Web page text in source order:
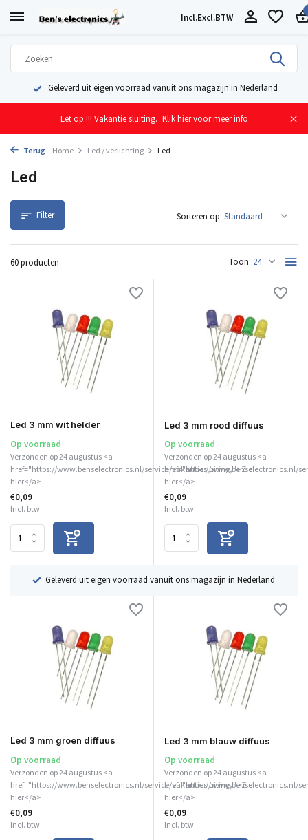
Incl.Excl.BTW
Geleverd uit eigen voorraad vanuit ons magazijn in Nederland
Let op !!! Vakantie sluiting. Klik hier voor meer info
Terug Home Led / verlichting Led
Led
Filter
60 producten Toon:
Sorteren op:
Led 3 mm wit helder
Op voorraad
Verzonden op 24 augustus <a
href="https://www.benselectronics.nl/service/vakantiesluiting/">Zie
hier</a>
€0,09
Incl. btw
Led 3 mm rood diffuus
Op voorraad
Verzonden op 24 augustus <a
href="https://www.benselectronics.nl/
hier</a>
€0,09
Incl. btw
Geleverd uit eigen voorraad vanuit ons magazijn in Nederland
Led 3 mm groen diffuus
Op voorraad
Verzonden op 24 augustus <a
href="https://www.benselectronics.nl/service/vakantiesluiting/">Zie
hier</a>
€0,09
Incl. btw
Led 3 mm blauw diffuus
Op voorraad
Verzonden op 24 augustus <a
href="https://www.benselectronics.nl/
hier</a>
€0,09
Incl. btw